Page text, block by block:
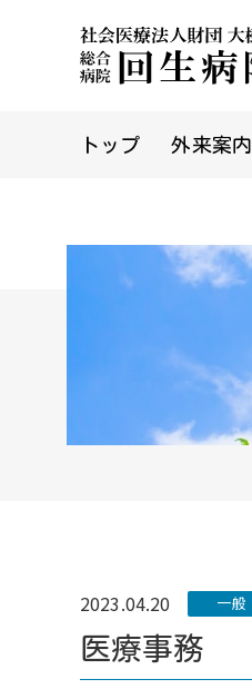
トップ 外来案内
2023.04.20 一般
医療事務